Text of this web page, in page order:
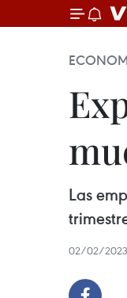
Las
02/02/